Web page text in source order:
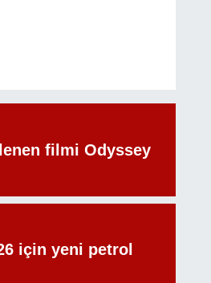
filmi Odyssey
için yeni petrol